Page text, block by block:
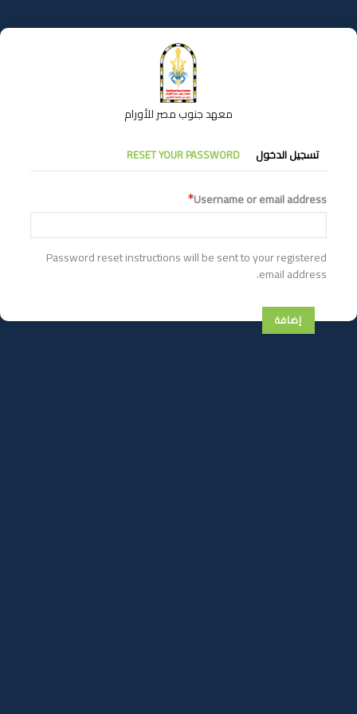
إلى
المحتوى
معهد جنوب مصر للأورام
التبويبات
الأساسية
تسجيل الدخول RESET YOUR PASSWORD
Username or email address
Password reset instructions will be sent to your registered
email address.